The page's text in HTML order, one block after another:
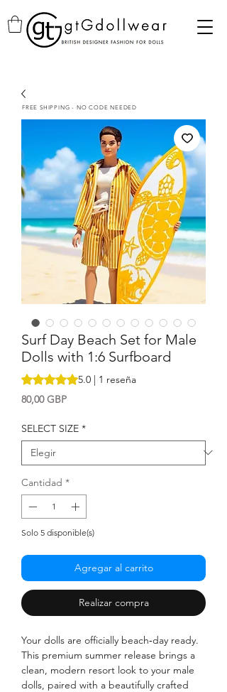
Surf Day Beach Set for Male
Dolls with 1:6 Surfboard
Según 1 reseña, la calificación es de 5.0
5.0 | 1 reseña
80,00 GBPPrecio
SELECT SIZE *
Cantidad *
Solo 5 disponible(s)
Agregar al carrito
Realizar compra
Your dolls are officially beach‑day ready.
This premium summer release brings a
clean, modern resort look to your male
dolls, paired with a beautifully crafted
FREE SHIPPING - NO CODE NEEDED